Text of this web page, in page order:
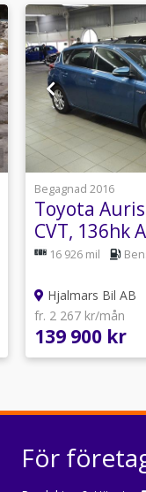
Begagnad 2016
Toyota
CVT, 136hk
16 926 mil
Hjalmars Bil AB
fr. 2 267 kr/mån
139 900 kr
För